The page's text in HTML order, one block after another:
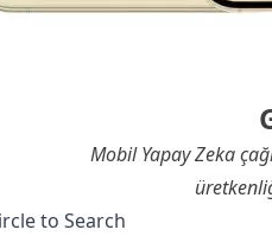
Mobil Yapay Zeka
to Search